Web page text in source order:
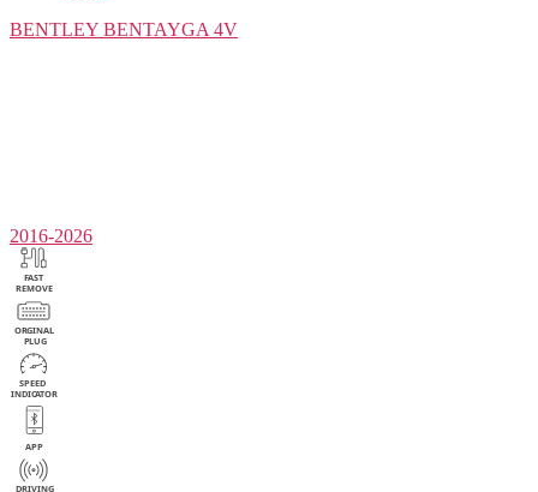
BENTLEY BENTAYGA 4V
2016-2026